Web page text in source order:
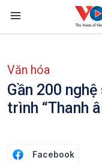
Nhảy đến nội dung
Văn hóa
Gần 200
trình “Thanh
Facebook